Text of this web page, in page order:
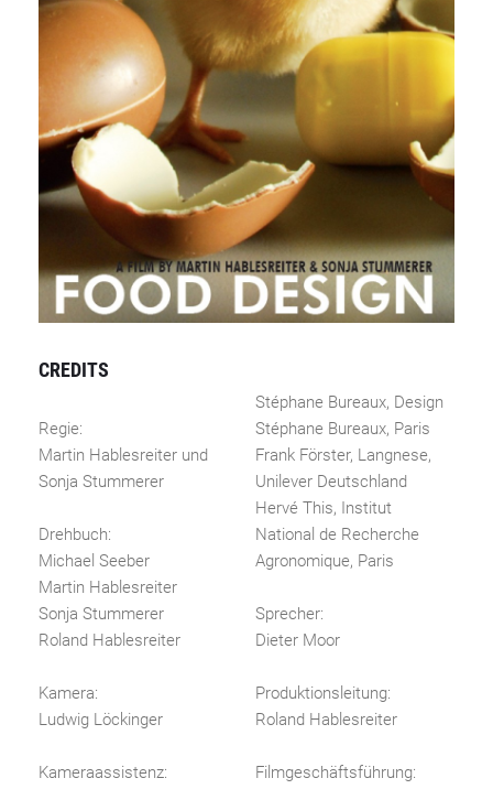
CREDITS
Regie:
Martin Hablesreiter und
Sonja Stummerer
Drehbuch:
Michael Seeber
Martin Hablesreiter
Sonja Stummerer
Roland Hablesreiter
Kamera:
Ludwig Löckinger
Kameraassistenz:
Stéphane Bureaux, Design
Stéphane Bureaux, Paris
Frank Förster, Langnese,
Unilever Deutschland
Hervé This, Institut
National de Recherche
Agronomique, Paris
Sprecher:
Dieter Moor
Produktionsleitung:
Roland Hablesreiter
Filmgeschäftsführung: